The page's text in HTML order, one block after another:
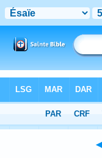
Chapitre 50> Verset 3
◄